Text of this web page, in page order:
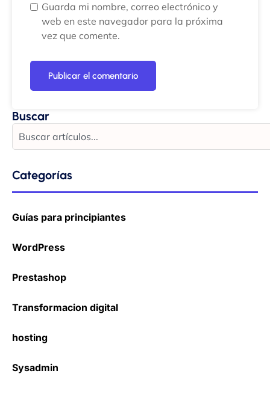
Guarda mi nombre, correo electrónico y
web en este navegador para la próxima
vez que comente.
Buscar
Categorías
Guías para principiantes
WordPress
Prestashop
Transformacion digital
hosting
Sysadmin